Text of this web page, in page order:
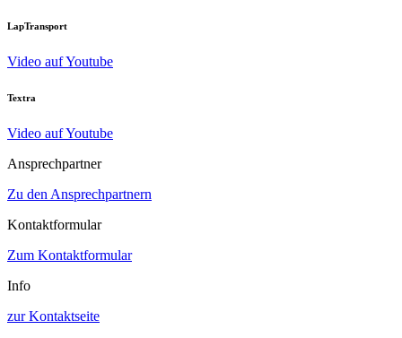
LapTransport
Video auf Youtube
Textra
Video auf Youtube
Ansprechpartner
Zu den Ansprechpartnern
Kontaktformular
Zum Kontaktformular
Info
zur Kontaktseite